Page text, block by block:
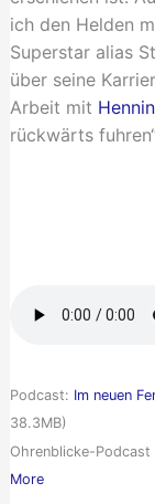
ich den Helden
Superstar alias
über seine
Arbeit mit
rückwärts
Treppe
Podcast: Im neuen
38.3MB)
Ohrenblicke-Podcast
More